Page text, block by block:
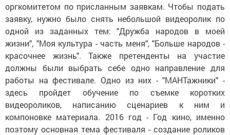
оргкомитетом по присланным заявкам. Чтобы подать
заявку, нужно было снять небольшой видеоролик по
одной из заданных тем: "Дружба народов в моей
жизни", "Моя культура - часть меня", "Больше народов -
красочнее жизнь". Также претенденты на участие
должны были выбрать себе одно направление для
работы на фестивале. Одно из них - "МАНТажники" -
здесь пройдет обучение по съемке коротких
видеороликов, написанию сценариев к ним и
компоновке материала. 2016 год - Год кино, именно
поэтому основная тема фестиваля - создание роликов